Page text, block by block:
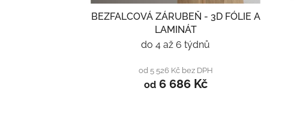
BEZFALCOVÁ ZÁRUBEŇ - 3D FÓLIE A
LAMINÁT
do 4 až 6 týdnů
od 5 526 Kč bez DPH
od6 686 Kč